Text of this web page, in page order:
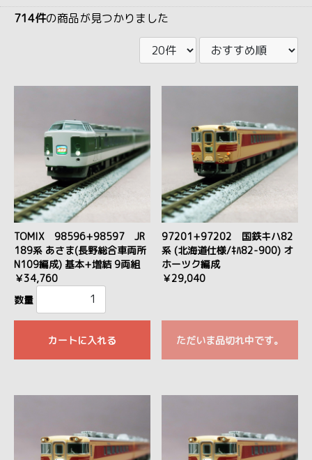
714件の商品が見つかりました
TOMIX 98596+98597 JR
189系 あさま(長野総合車両所
N109編成) 基本+増結 9両組
￥34,760
数量
カートに入れる
97201+97202 国鉄キハ82
系 (北海道仕様/ｷﾊ82-900) オ
ホーツク編成
￥29,040
ただいま品切れ中です。